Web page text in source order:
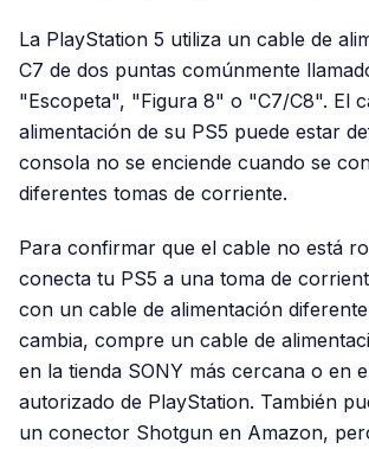
La PlayStation 5 utiliza un cable de
C7 de dos puntas comúnmente
"Escopeta", "Figura 8" o "C7/C8". El
alimentación de su PS5 puede estar
consola no se enciende cuando se
diferentes tomas de corriente.
Para confirmar que el cable no está
conecta tu PS5 a una toma de
con un cable de alimentación
cambia, compre un cable de
en la tienda SONY más cercana o en
autorizado de PlayStation. También
un conector Shotgun en Amazon,